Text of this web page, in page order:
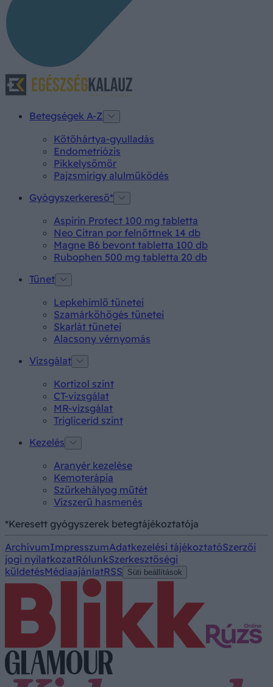
Betegségek A-Z
Kötőhártya-gyulladás
Endometriózis
Pikkelysömör
Pajzsmirigy alulműködés
Gyógyszerkereső*
Aspirin Protect 100 mg tabletta
Neo Citran por felnőttnek 14 db
Magne B6 bevont tabletta 100 db
Rubophen 500 mg tabletta 20 db
Tünet
Lepkehimlő tünetei
Szamárköhögés tünetei
Skarlát tünetei
Alacsony vérnyomás
Vizsgálat
Kortizol szint
CT-vizsgálat
MR-vizsgálat
Triglicerid szint
Kezelés
Aranyér kezelése
Kemoterápia
Szürkehályog műtét
Vízszerű hasmenés
*Keresett gyógyszerek betegtájékoztatója
ArchívumImpresszumAdatkezelési tájékoztatóSzerzői
jogi nyilatkozatRólunkSzerkesztőségi
küldetésMédiaajánlatRSS Süti beállítások